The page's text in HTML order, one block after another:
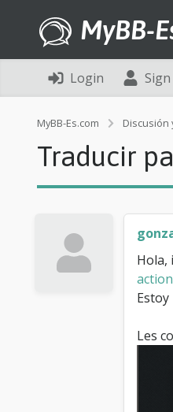
MyBB-
Login
MyBB-Es.com Discusión
Traducir
Hola,
Les